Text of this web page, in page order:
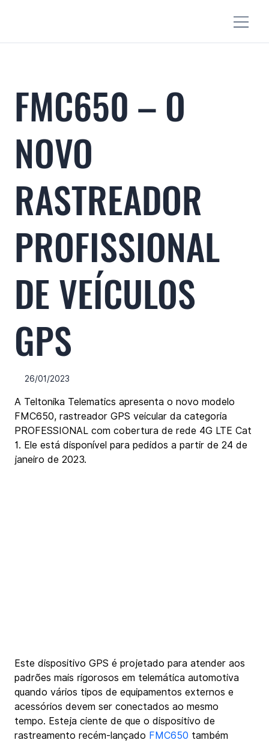
FMC650 – O
NOVO
RASTREADOR
PROFISSIONAL
DE VEÍCULOS
GPS
26/01/2023
A Teltonika Telematics apresenta o novo modelo
FMC650, rastreador GPS veicular da categoria
PROFESSIONAL com cobertura de rede 4G LTE Cat
1. Ele está disponível para pedidos a partir de 24 de
janeiro de 2023.
Este dispositivo GPS é projetado para atender aos
padrões mais rigorosos em telemática automotiva
quando vários tipos de equipamentos externos e
acessórios devem ser conectados ao mesmo
tempo. Esteja ciente de que o dispositivo de
rastreamento recém-lançado FMC650 também